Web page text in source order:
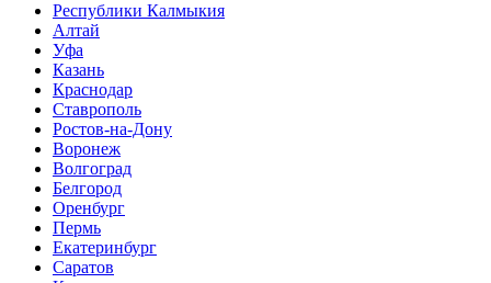
Республики Калмыкия
Алтай
Уфа
Казань
Краснодар
Ставрополь
Ростов-на-Дону
Воронеж
Волгоград
Белгород
Оренбург
Пермь
Екатеринбург
Саратов